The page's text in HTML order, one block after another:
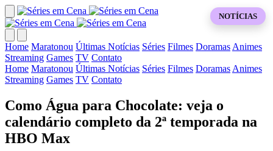
Home Maratonou Últimas Notícias Séries Filmes Doramas Animes
Streaming Games TV Contato
Home Maratonou Últimas Notícias Séries Filmes Doramas Animes
Streaming Games TV Contato
Como Água para Chocolate: veja o
calendário completo da 2ª temporada na
HBO Max
NOTÍCIAS